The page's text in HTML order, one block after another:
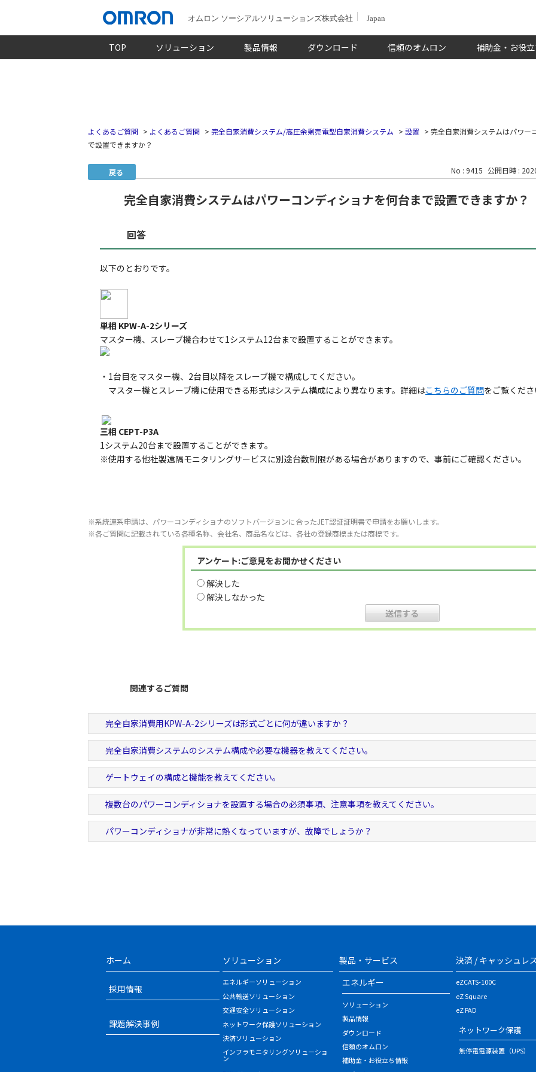
オムロン ソーシアルソリューションズ株式会社 Japan
TOP ソリューション 製品情報 ダウンロード 信頼のオムロン 補助金・お役
よくあるご質問 > よくあるご質問 > 完全自家消費システム/高圧余剰売電型自家消費システム > 設置 > 完全自家消費システムはパワー
で設置できますか？
戻る No : 9415 公開日時 :
完全自家消費システムはパワーコンディショナを何台まで設置できますか？
回答
以下のとおりです。
単相 KPW-A-2シリーズ
マスター機、スレーブ機合わせて1システム12台まで設置することができます。
・1台目をマスター機、2台目以降をスレーブ機で構成してください。
マスター機とスレーブ機に使用できる形式はシステム構成により異なります。詳細はこちらのご質問をご覧くだ
三相 CEPT-P3A
1システム20台まで設置することができます。
※使用する他社製遠隔モニタリングサービスに別途台数制限がある場合がありますので、事前にご確認ください。
※系統連系申請は、パワーコンディショナのソフトバージョンに合ったJET認証証明書で申請をお願いします。
※各ご質問に記載されている各種名称、会社名、商品名などは、各社の登録商標または商標です。
アンケート:ご意見をお聞かせください
解決した
解決しなかった
関連するご質問
完全自家消費用KPW-A-2シリーズは形式ごとに何が違いますか？
完全自家消費システムのシステム構成や必要な機器を教えてください。
ゲートウェイの構成と機能を教えてください。
複数台のパワーコンディショナを設置する場合の必須事項、注意事項を教えてください。
パワーコンディショナが非常に熱くなっていますが、故障でしょうか？
ホーム
採用情報
課題解決事例
ソリューション
エネルギーソリューション
公共輸送ソリューション
交通安全ソリューション
ネットワーク保護ソリューション
決済ソリューション
インフラモニタリングソリューショ
ン
製品・サービス
エネルギー
ソリューション
製品情報
ダウンロード
信頼のオムロン
補助金・お役立ち情報
決済 / キャッシュレ
eZCATS-100C
eZ Square
eZ PAD
ネットワーク保護
無停電電源装置（UPS）